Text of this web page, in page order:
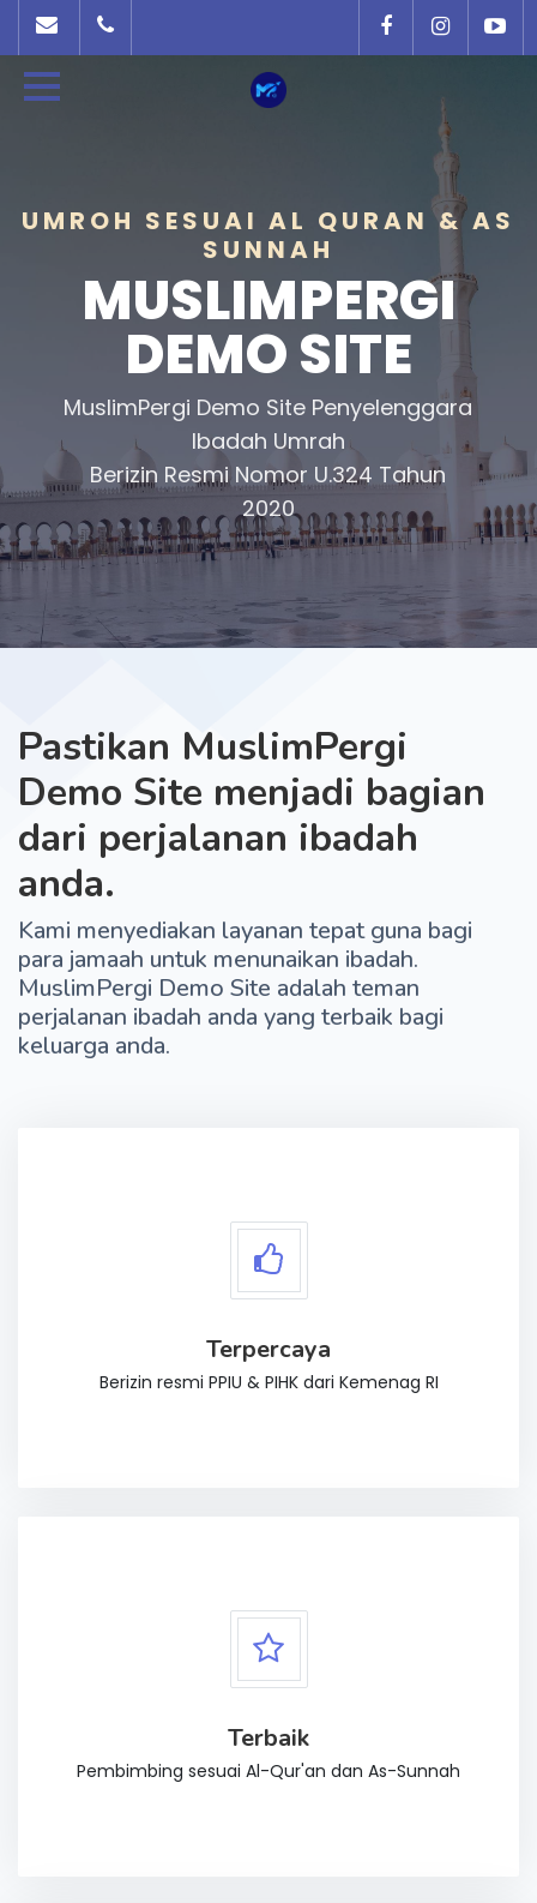
UMROH SESUAI AL QURAN & AS
SUNNAH
MUSLIMPERGI
DEMO SITE
MuslimPergi Demo Site Penyelenggara
Ibadah Umrah
Berizin Resmi Nomor U.324 Tahun
2020
Pastikan MuslimPergi
Demo Site menjadi bagian
dari perjalanan ibadah
anda.
Kami menyediakan layanan tepat guna bagi
para jamaah untuk menunaikan ibadah.
MuslimPergi Demo Site adalah teman
perjalanan ibadah anda yang terbaik bagi
Terpercaya
Berizin resmi PPIU & PIHK dari Kemenag RI
Terbaik
Pembimbing sesuai Al-Qur'an dan As-Sunnah